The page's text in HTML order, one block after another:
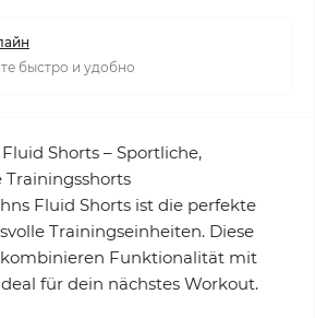
быстро и удобно
Shorts – Sportliche,
Fluid Shorts ist die perfekte
Trainingseinheiten. Diese
Funktionalität mit
für dein nächstes Workout.